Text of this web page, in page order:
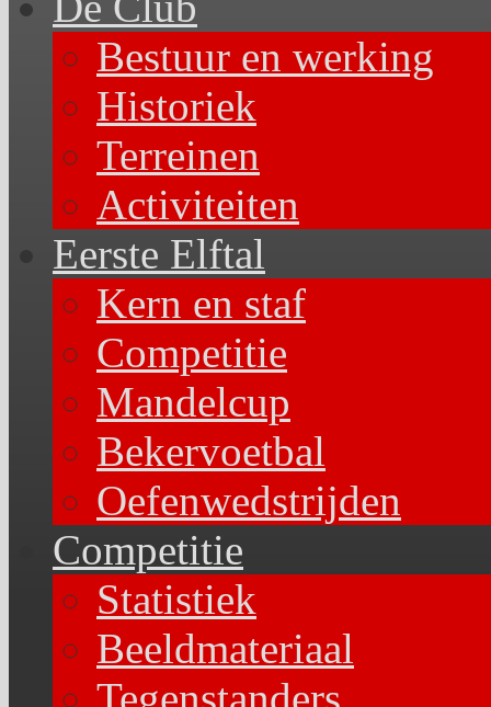
Bestuur en werking
Historiek
Terreinen
Activiteiten
Eerste Elftal
Kern en staf
Competitie
Mandelcup
Bekervoetbal
Oefenwedstrijden
Competitie
Statistiek
Beeldmateriaal
Tegenstanders